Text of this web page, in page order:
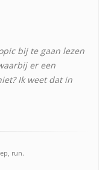
bij te gaan lezen
er een
Ik weet dat in
run.